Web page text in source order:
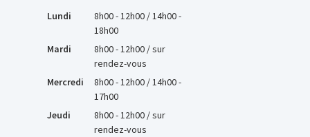
Lundi
8h00 - 12h00 / 14h00 -
18h00
Mardi
8h00 - 12h00 / sur
rendez-vous
Mercredi
8h00 - 12h00 / 14h00 -
17h00
Jeudi
8h00 - 12h00 / sur
rendez-vous